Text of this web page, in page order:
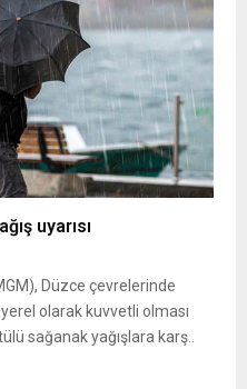
uyarısı
Düzce çevrelerinde
olarak kuvvetli olması
sağanak yağışlara karş..